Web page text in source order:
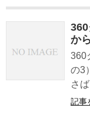
か
360
の3
さ
記事